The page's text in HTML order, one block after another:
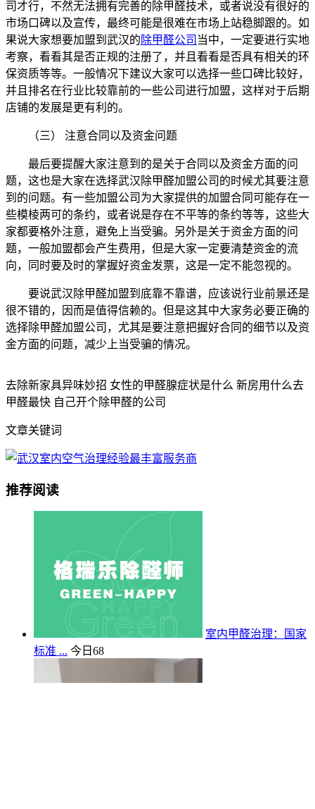
司才行，不然无法拥有完善的除甲醛技术，或者说没有很好的
市场口碑以及宣传，最终可能是很难在市场上站稳脚跟的。如
果说大家想要加盟到武汉的除甲醛公司 当中，一定要进行实地
考察，看看其是否正规的注册了，并且看看是否具有相关的环
保资质等等。一般情况下建议大家可以选择一些口碑比较好，
并且排名在行业比较靠前的一些公司进行加盟，这样对于后期
店铺的发展是更有利的。
（三） 注意合同以及资金问题
最后要提醒大家注意到的是关于合同以及资金方面的问
题，这也是大家在选择武汉除甲醛加盟公司的时候尤其要注意
到的问题。有一些加盟公司为大家提供的加盟合同可能存在一
些模棱两可的条约，或者说是存在不平等的条约等等，这些大
家都要格外注意，避免上当受骗。另外是关于资金方面的问
题，一般加盟都会产生费用，但是大家一定要清楚资金的流
向，同时要及时的掌握好资金发票，这是一定不能忽视的。
要说武汉除甲醛加盟到底靠不靠谱，应该说行业前景还是
很不错的，因而是值得信赖的。但是这其中大家务必要正确的
选择除甲醛加盟公司，尤其是要注意把握好合同的细节以及资
金方面的问题，减少上当受骗的情况。
去除新家具异味妙招 女性的甲醛腺症状是什么 新房用什么去
甲醛最快 自己开个除甲醛的公司
文章关键词
推荐阅读
室内甲醛治理：国家
标准 ... 今日 68